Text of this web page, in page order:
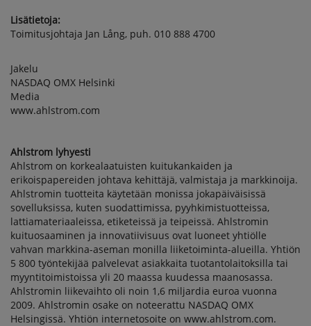
Lisätietoja:
Toimitusjohtaja Jan Lång, puh. 010 888 4700
Jakelu
NASDAQ OMX Helsinki
Media
www.ahlstrom.com
Ahlstrom lyhyesti
Ahlstrom on korkealaatuisten kuitukankaiden ja
erikoispapereiden johtava kehittäjä, valmistaja ja markkinoija.
Ahlstromin tuotteita käytetään monissa jokapäiväisissä
sovelluksissa, kuten suodattimissa, pyyhkimistuotteissa,
lattiamateriaaleissa, etiketeissä ja teipeissä. Ahlstromin
kuituosaaminen ja innovatiivisuus ovat luoneet yhtiölle
vahvan markkina-aseman monilla liiketoiminta-alueilla. Yhtiön
5 800 työntekijää palvelevat asiakkaita tuotantolaitoksilla tai
myyntitoimistoissa yli 20 maassa kuudessa maanosassa.
Ahlstromin liikevaihto oli noin 1,6 miljardia euroa vuonna
2009. Ahlstromin osake on noteerattu NASDAQ OMX
Helsingissä. Yhtiön internetosoite on www.ahlstrom.com.